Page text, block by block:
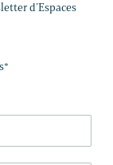
d’Espaces
*